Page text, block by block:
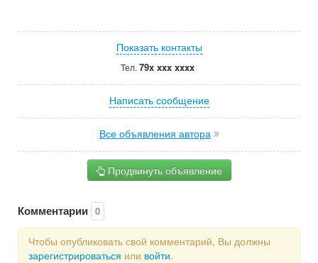
Показать контакты
Тел. 79x xxx xxxx
Написать сообщение
Все объявления автора
Продвинуть объявление
Комментарии 0
Чтобы опубликовать свой комментарий, Вы должны
зарегистрироваться или войти.